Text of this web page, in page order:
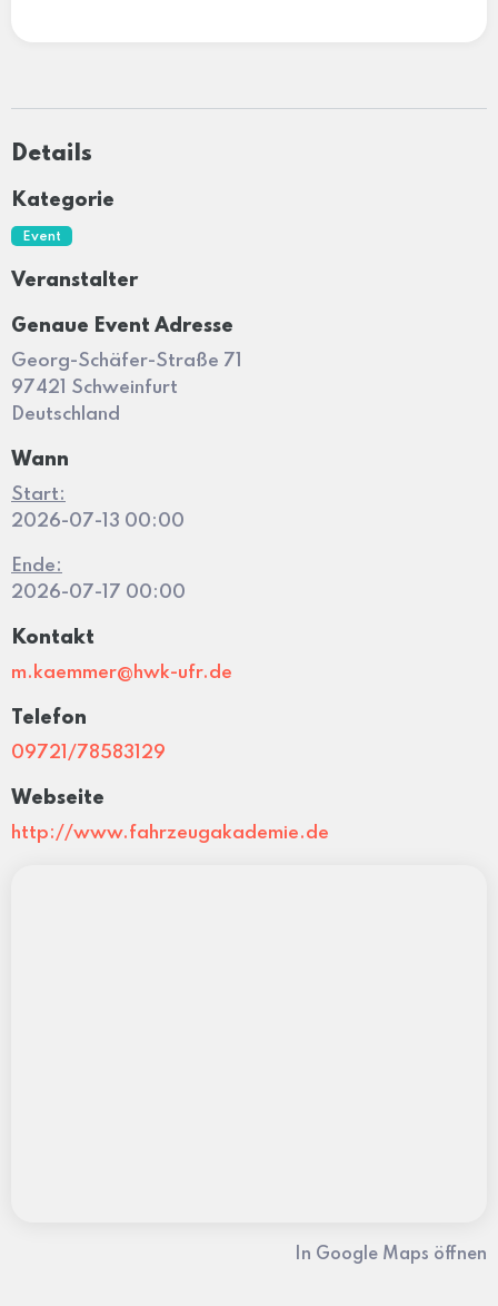
Details
Kategorie
Event
Veranstalter
Genaue Event Adresse
Georg-Schäfer-Straße 71
97421 Schweinfurt
Deutschland
Wann
Start:
2026-07-13 00:00
Ende:
2026-07-17 00:00
Kontakt
m.kaemmer@hwk-ufr.de
Telefon
09721/78583129
Webseite
http://www.fahrzeugakademie.de
In Google Maps öffnen